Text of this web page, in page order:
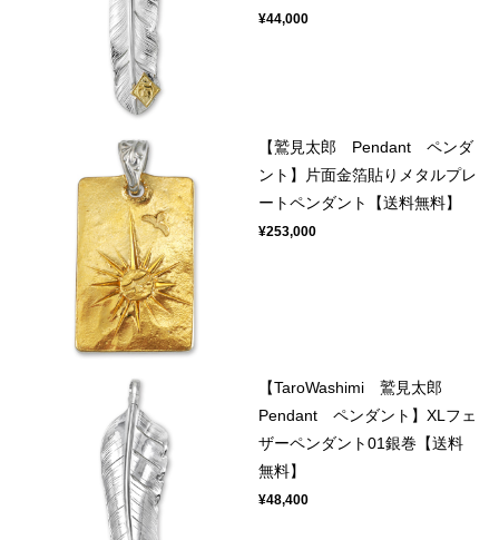
¥44,000
【鷲見太郎 Pendant ペンダ
ント】片面金箔貼りメタルプレ
ートペンダント【送料無料】
¥253,000
【TaroWashimi 鷲見太郎
Pendant ペンダント】XLフェ
ザーペンダント01銀巻【送料
無料】
¥48,400